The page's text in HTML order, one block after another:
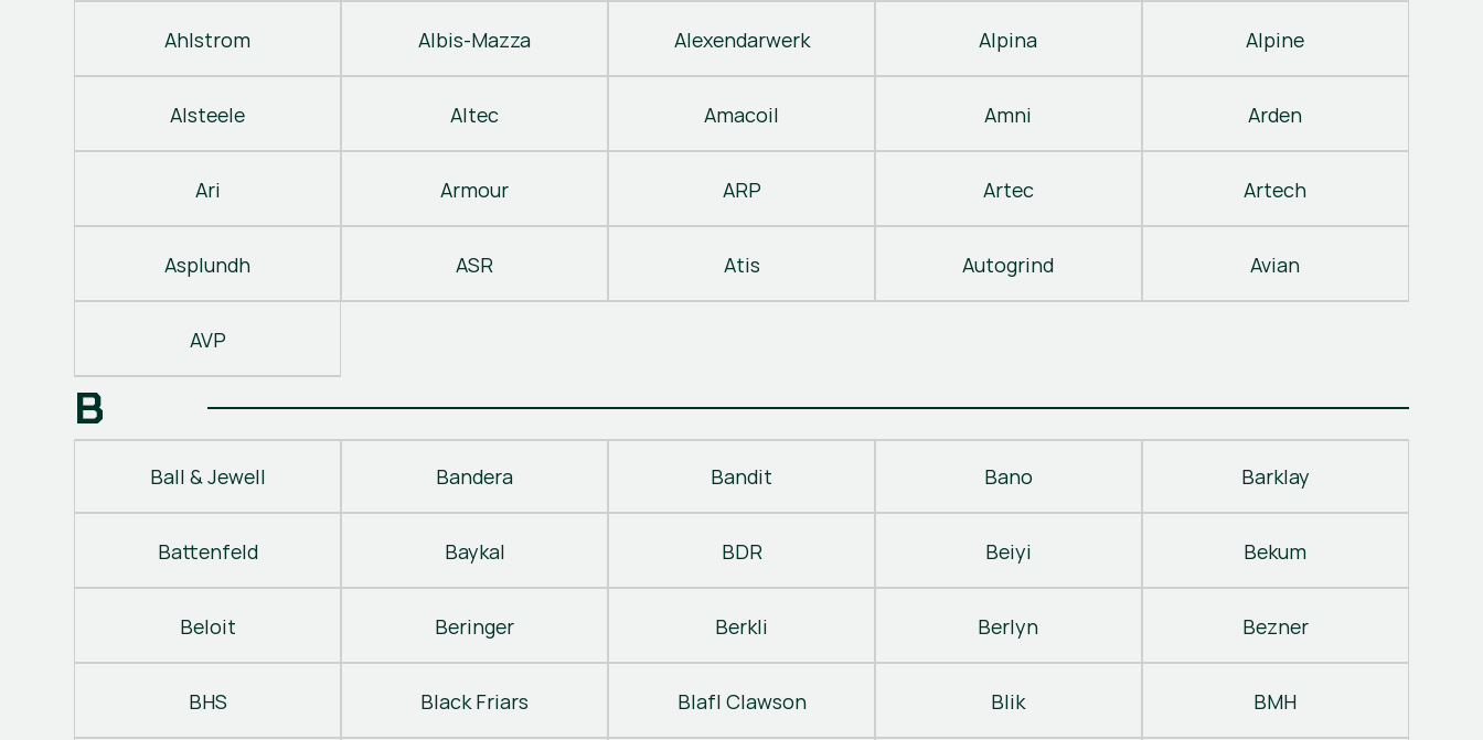
Ahlstrom Albis-Mazza Alexendarwerk Alpina Alpine
Alsteele Altec Amacoil Amni Arden
Ari Armour ARP Artec Artech
Asplundh ASR Atis Autogrind Avian
AVP
B
Ball & Jewell Bandera Bandit Bano Barklay
Battenfeld Baykal BDR Beiyi Bekum
Beloit Beringer Berkli Berlyn Bezner
BHS Black Friars Blafl Clawson Blik BMH